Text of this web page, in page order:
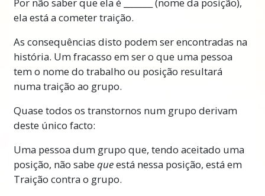
Por não saber que ela é _______ (nome da posição),
ela está a cometer traição.
As consequências disto podem ser encontradas na
história. Um fracasso em ser o que uma pessoa
tem o nome do trabalho ou posição resultará
numa traição ao grupo.
Quase todos os transtornos num grupo derivam
deste único facto:
Uma pessoa dum grupo que, tendo aceitado uma
posição, não sabequeestá nessa posição, está em
Traição contra o grupo.